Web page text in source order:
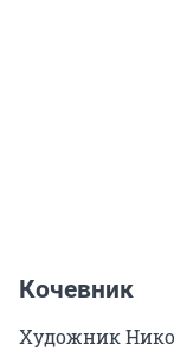
Кочевник
Художник